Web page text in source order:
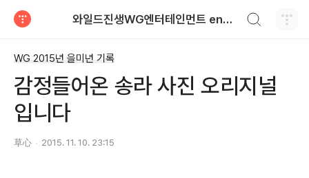
와일드진생WG엔터테인먼트 entertainment
WG 2015년 을미년 기록
감정들어온 송라 사진 오리지널
입니다
草心 2015. 11. 10. 23:15